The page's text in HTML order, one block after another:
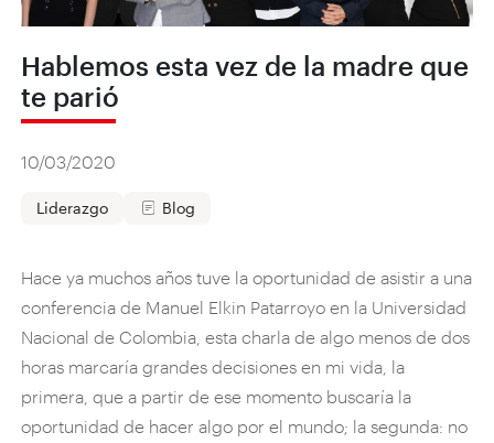
Hablemos esta vez de la madre que
te parió
10/03/2020
Liderazgo Blog
Hace ya muchos años tuve la oportunidad de asistir a una
conferencia de Manuel Elkin Patarroyo en la Universidad
Nacional de Colombia, esta charla de algo menos de dos
horas marcaría grandes decisiones en mi vida, la
primera, que a partir de ese momento buscaría la
oportunidad de hacer algo por el mundo; la segunda: no